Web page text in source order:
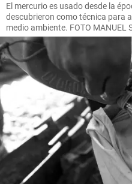
El mercurio es usado desde la
descubrieron como técnica para
medio ambiente. FOTO MANUEL